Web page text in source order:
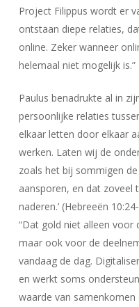
Project Filippus wordt er
ontstaan diepe relaties,
online. Zeker wanneer
helemaal niet mogelijk is.”
Paulus benadrukte al in
persoonlijke relaties
elkaar letten door elkaar
werken. Laten wij de
zoals het bij sommigen
aansporen, en dat zoveel
naderen.’ (Hebreeën
“Dat gold niet alleen voor
maar ook voor de
vandaag de dag.
en werkt soms
waarde van